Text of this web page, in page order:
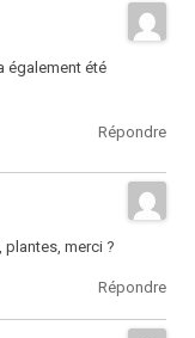
également été
Répondre
plantes, merci ?
Répondre